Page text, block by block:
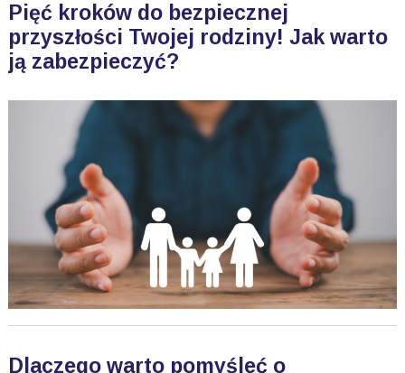
Pięć kroków do bezpiecznej
przyszłości Twojej rodziny! Jak warto
ją zabezpieczyć?
Dlaczego warto pomyśleć o